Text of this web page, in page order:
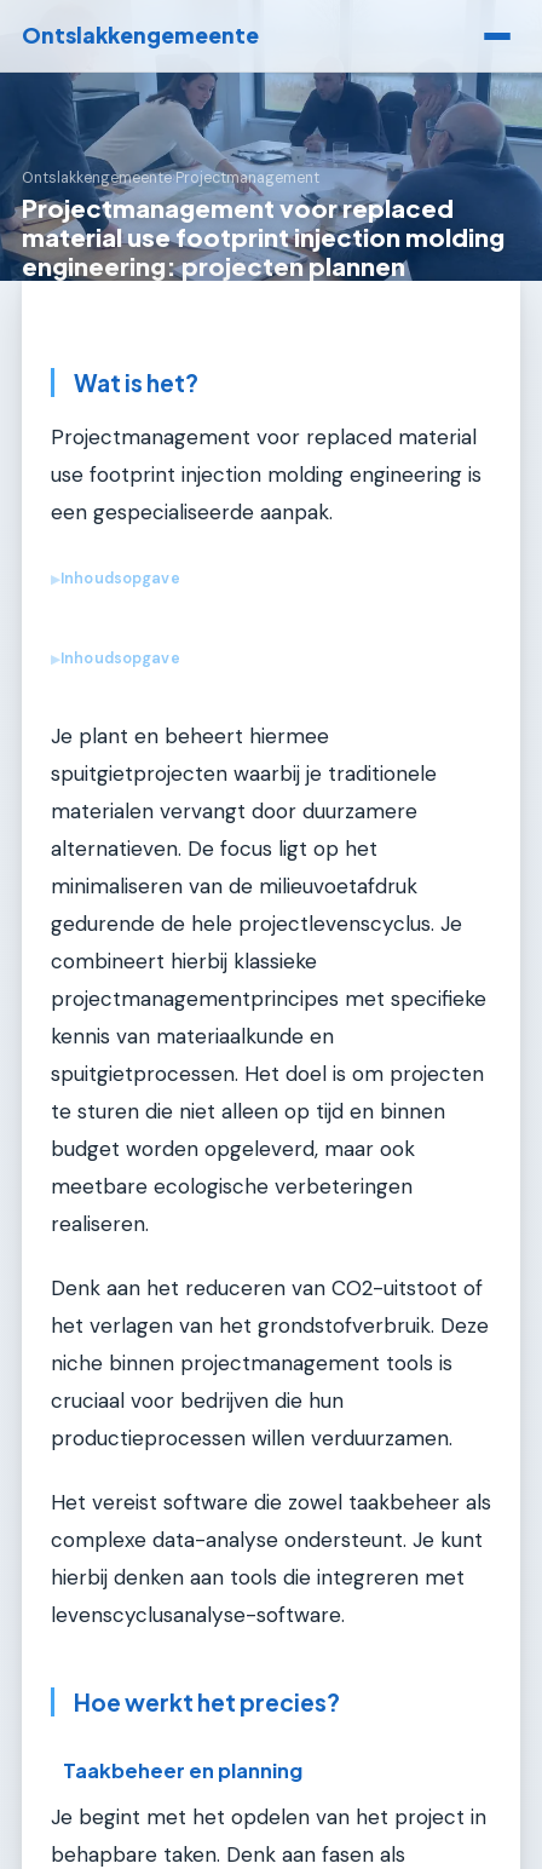
Ontslakkengemeente
Ontslakkengemeente›Projectmanagement
Projectmanagement voor replaced
material use footprint injection molding
engineering: projecten plannen
Wat is het?
Projectmanagement voor replaced material
use footprint injection molding engineering is
een gespecialiseerde aanpak.
▶Inhoudsopgave
▶Inhoudsopgave
Je plant en beheert hiermee
spuitgietprojecten waarbij je traditionele
materialen vervangt door duurzamere
alternatieven. De focus ligt op het
minimaliseren van de milieuvoetafdruk
gedurende de hele projectlevenscyclus. Je
combineert hierbij klassieke
projectmanagementprincipes met specifieke
kennis van materiaalkunde en
spuitgietprocessen. Het doel is om projecten
te sturen die niet alleen op tijd en binnen
budget worden opgeleverd, maar ook
meetbare ecologische verbeteringen
realiseren.
Denk aan het reduceren van CO2-uitstoot of
het verlagen van het grondstofverbruik. Deze
niche binnen projectmanagement tools is
cruciaal voor bedrijven die hun
productieprocessen willen verduurzamen.
Het vereist software die zowel taakbeheer als
complexe data-analyse ondersteunt. Je kunt
hierbij denken aan tools die integreren met
levenscyclusanalyse-software.
Hoe werkt het precies?
Taakbeheer en planning
Je begint met het opdelen van het project in
behapbare taken. Denk aan fasen als